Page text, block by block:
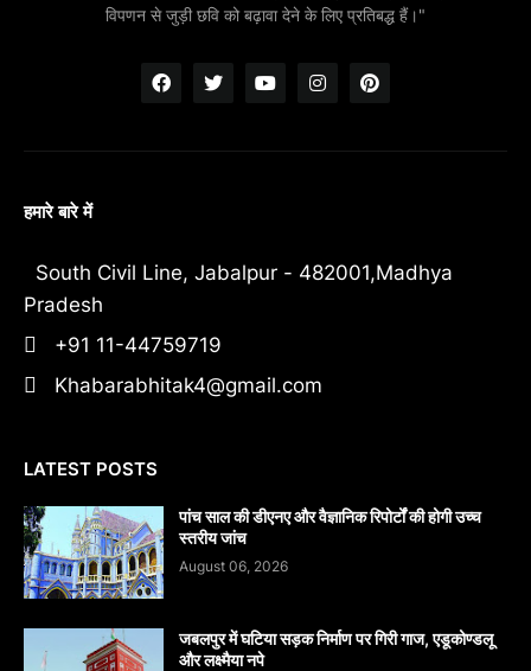
विपणन से जुड़ी छवि को बढ़ावा देने के लिए प्रतिबद्ध हैं।"
हमारे बारे में
South Civil Line, Jabalpur - 482001,Madhya
Pradesh
+91 11-44759719
Khabarabhitak4@gmail.com
LATEST POSTS
पांच साल की डीएनए और वैज्ञानिक रिपोर्टों की होगी उच्च
स्तरीय जांच
August 06, 2026
जबलपुर में घटिया सड़क निर्माण पर गिरी गाज, एडूकोण्डलू
और लक्ष्मैया नपे